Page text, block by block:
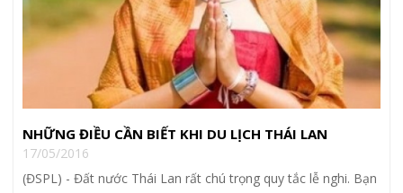
NHỮNG ĐIỀU CẦN BIẾT KHI DU LỊCH THÁI LAN
17/05/2016
(ĐSPL) - Đất nước Thái Lan rất chú trọng quy tắc lễ nghi. Bạn